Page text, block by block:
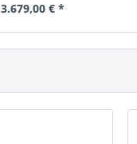
3.679,00 € *